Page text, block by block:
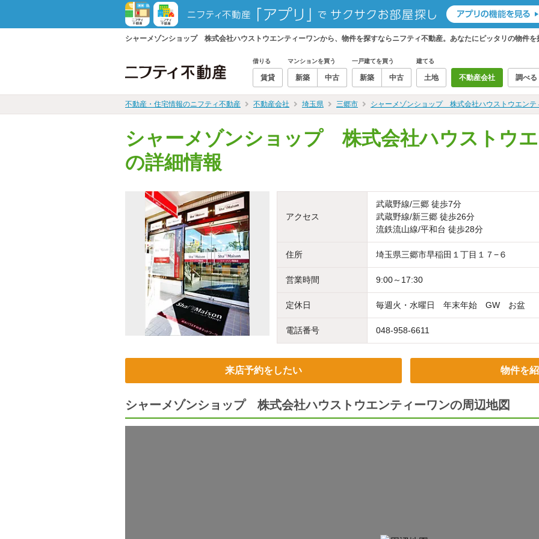
シャーメゾンショップ 株式会社ハウストウエンティーワンから、物件を探すならニフティ不動産。あなたにピッタリの物件を
借りる
賃貸
マンションを買う
新築 中古
一戸建てを買う
新築 中古
建てる
土地 不動産会社 調べる
不動産・住宅情報のニフティ不動産 不動産会社 埼玉県 三郷市 シャーメゾンショップ 株式会社ハウストウエンテ
シャーメゾンショップ 株式会社ハウストウ
の詳細情報
アクセス
武蔵野線/三郷 徒歩7分
武蔵野線/新三郷 徒歩26分
流鉄流山線/平和台 徒歩28分
住所 埼玉県三郷市早稲田１丁目１７−６
営業時間 9:00～17:30
定休日 毎週火・水曜日 年末年始 GW お盆
電話番号 048-958-6611
来店予約をしたい 物件を
シャーメゾンショップ 株式会社ハウストウエンティーワンの周辺地図